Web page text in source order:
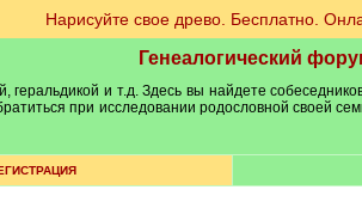
Нарисуйте свое древо. Бесплатно.
Генеалогический
и т.д. Здесь вы найдете
при исследовании родословной своей